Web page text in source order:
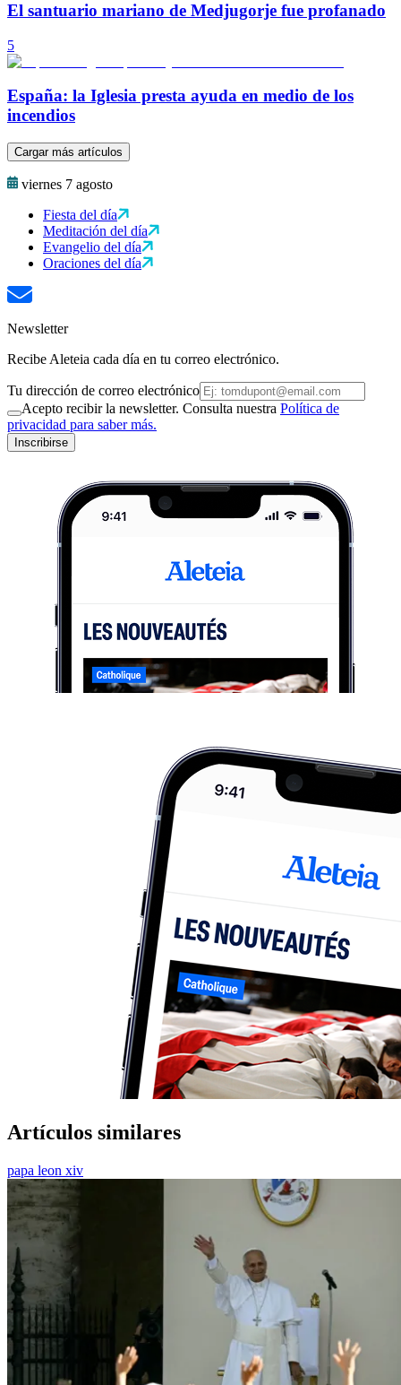
El santuario mariano de Medjugorje fue profanado
5
España: la Iglesia presta ayuda en medio de los
incendios
Cargar más artículos
viernes 7 agosto
Fiesta del día
Meditación del día
Evangelio del día
Oraciones del día
Newsletter
Recibe Aleteia cada día en tu correo electrónico.
Tu dirección de correo electrónico
Acepto recibir la newsletter. Consulta nuestra Política de
privacidad para saber más.
Inscribirse
Artículos similares
papa leon xiv